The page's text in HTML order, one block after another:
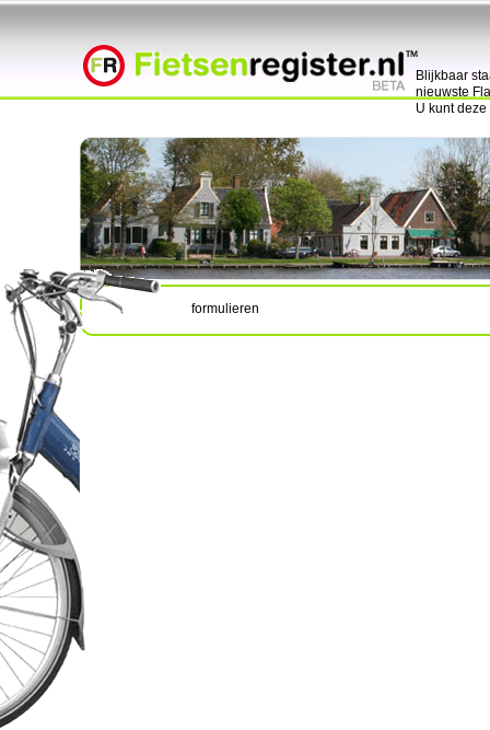
Blijkbaar
nieuwste
U kunt
formulieren